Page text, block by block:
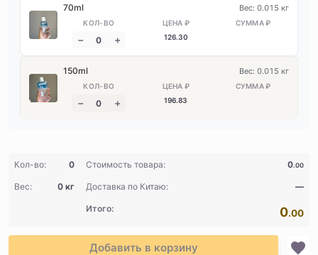
70ml
126.30
Вес: 0.015 кг
150ml
196.83
Вес: 0.015 кг
Кол-во: 0 Стоимость товара: 0.00
Вес: 0 кг Доставка по Китаю: —
Итого: 0.00
Добавить в корзину